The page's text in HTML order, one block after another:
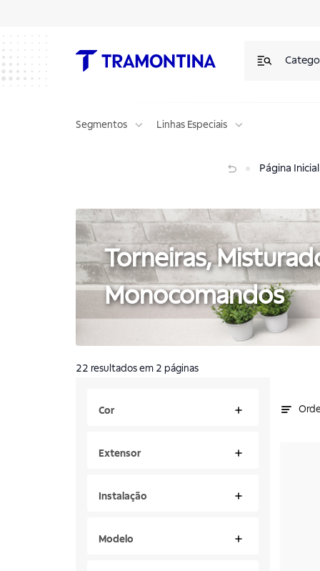
Segmentos Linhas Especiais
Página Inicial
Torneiras,
Monocomandos
Cor
Extensor
Instalação
Modelo
22 resultados em 2 páginas